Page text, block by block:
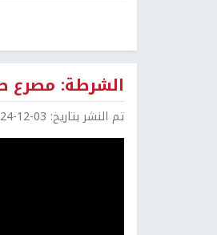
الشرطة: مصرع طفلة وإصابة 4
تم النشر بتاريخ: 12-03 16:06